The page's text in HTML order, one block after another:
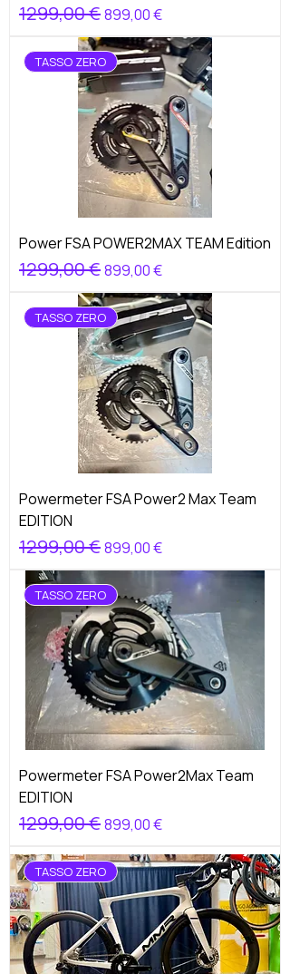
Prezzo regolare
1299,00 €Prezzo scontato
899,00 €
TASSO ZERO
Power FSA POWER2MAX TEAM Edition
Prezzo regolare
1299,00 €Prezzo scontato
899,00 €
TASSO ZERO
Powermeter FSA Power2 Max Team
EDITION
Prezzo regolare
1299,00 €Prezzo scontato
899,00 €
TASSO ZERO
Powermeter FSA Power2Max Team
EDITION
Prezzo regolare
1299,00 €Prezzo scontato
899,00 €
TASSO ZERO